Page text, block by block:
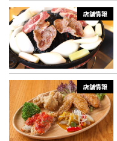
店舗情報
店舗情報